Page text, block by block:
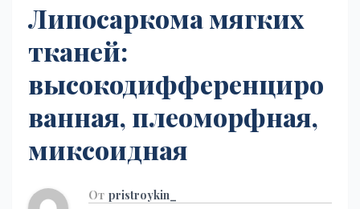
Липосаркома мягких
тканей:
высокодифференциро
ванная, плеоморфная,
миксоидная
От pristroykin_